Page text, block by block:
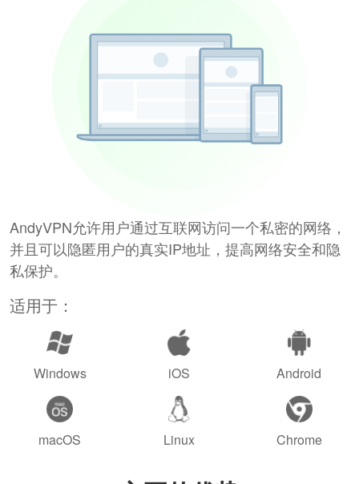
AndyVPN允许用户通过互联网访问一个私密的网络，
并且可以隐匿用户的真实IP地址，提高网络安全和隐
私保护。
适用于：
Windows iOS Android
macOS Linux Chrome